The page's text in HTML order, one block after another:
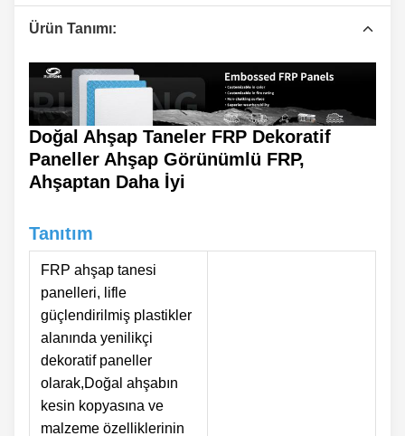
Ürün Tanımı:
Doğal Ahşap Taneler FRP Dekoratif
Paneller Ahşap Görünümlü FRP,
Ahşaptan Daha İyi
Tanıtım
FRP ahşap tanesi
panelleri, lifle
güçlendirilmiş plastikler
alanında yenilikçi
dekoratif paneller
olarak,Doğal ahşabın
kesin kopyasına ve
malzeme özelliklerinin